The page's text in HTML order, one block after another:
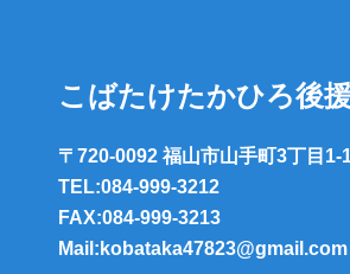
こばたけたかひろ後
〒720-0092 福山市山手町3丁目1-
TEL:084-999-3212
FAX:084-999-3213
Mail:kobataka47823@gmail.com